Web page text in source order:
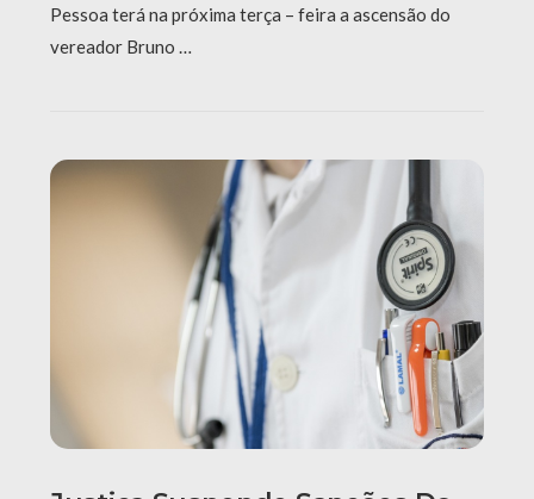
Pessoa terá na próxima terça – feira a ascensão do
vereador Bruno …